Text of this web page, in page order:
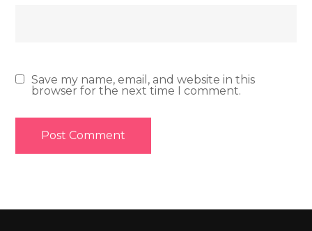
Save my name, email, and website in this
browser for the next time I comment.